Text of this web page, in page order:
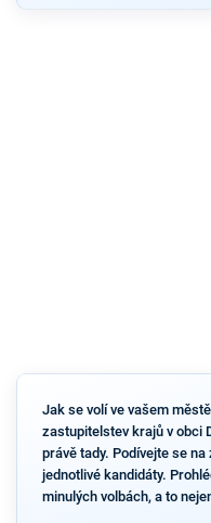
Jak se volí ve vašem
zastupitelstev krajů v obci
právě tady. Podívejte se
jednotlivé kandidáty.
minulých volbách, a to